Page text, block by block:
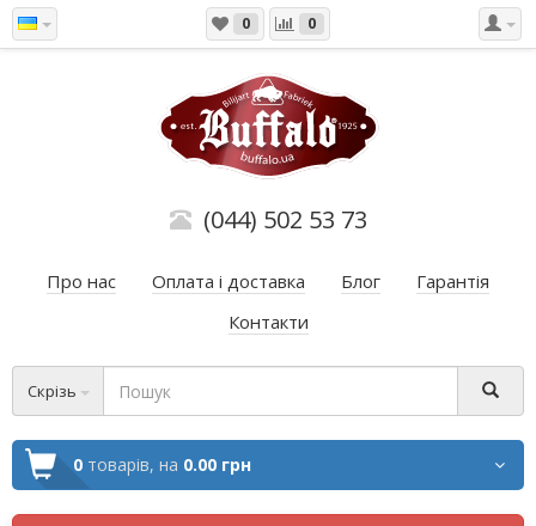
0 0
(044) 502 53 73
Про нас Оплата і доставка Блог
Гарантія
Контакти
Скрізь
0 товарів, на 0.00 грн